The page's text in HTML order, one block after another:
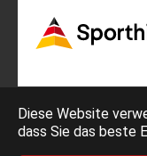
Diese Website
dass Sie das beste